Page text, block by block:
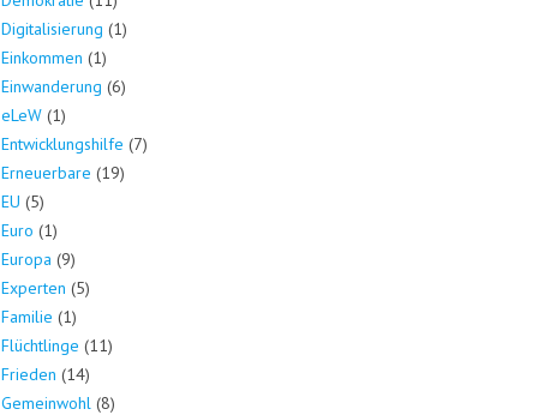
Digitalisierung (1)
Einkommen (1)
Einwanderung (6)
eLeW (1)
Entwicklungshilfe (7)
Erneuerbare (19)
EU (5)
Euro (1)
Europa (9)
Experten (5)
Familie (1)
Flüchtlinge (11)
Frieden (14)
Gemeinwohl (8)